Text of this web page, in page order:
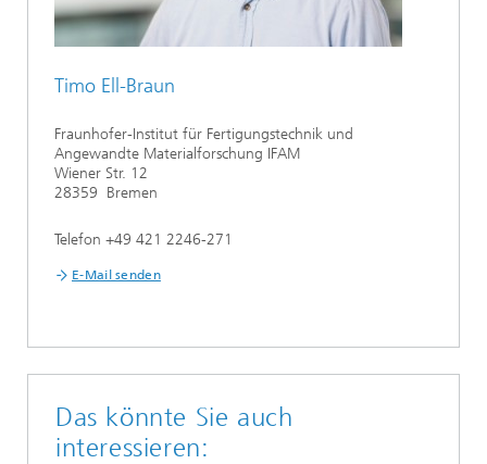
Timo Ell-Braun
Fraunhofer-Institut für Fertigungstechnik und
Angewandte Materialforschung IFAM
Wiener Str. 12
28359 Bremen
Telefon +49 421 2246-271
E-Mail senden
Das könnte Sie auch
interessieren: